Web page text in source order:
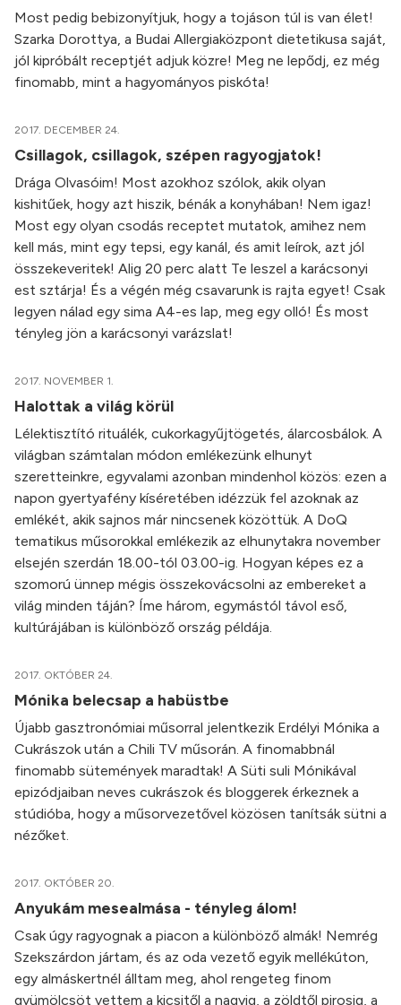
Most pedig bebizonyítjuk, hogy a tojáson túl is van élet!
Szarka Dorottya, a Budai Allergiaközpont dietetikusa saját,
jól kipróbált receptjét adjuk közre! Meg ne lepődj, ez még
finomabb, mint a hagyományos piskóta!
2017. DECEMBER 24.
Csillagok, csillagok, szépen ragyogjatok!
Drága Olvasóim! Most azokhoz szólok, akik olyan
kishitűek, hogy azt hiszik, bénák a konyhában! Nem igaz!
Most egy olyan csodás receptet mutatok, amihez nem
kell más, mint egy tepsi, egy kanál, és amit leírok, azt jól
összekeveritek! Alig 20 perc alatt Te leszel a karácsonyi
est sztárja! És a végén még csavarunk is rajta egyet! Csak
legyen nálad egy sima A4-es lap, meg egy olló! És most
tényleg jön a karácsonyi varázslat!
2017. NOVEMBER 1.
Halottak a világ körül
Lélektisztító rituálék, cukorkagyűjtögetés, álarcosbálok. A
világban számtalan módon emlékezünk elhunyt
szeretteinkre, egyvalami azonban mindenhol közös: ezen a
napon gyertyafény kíséretében idézzük fel azoknak az
emlékét, akik sajnos már nincsenek közöttük. A DoQ
tematikus műsorokkal emlékezik az elhunytakra november
elsején szerdán 18.00-tól 03.00-ig. Hogyan képes ez a
szomorú ünnep mégis összekovácsolni az embereket a
világ minden táján? Íme három, egymástól távol eső,
kultúrájában is különböző ország példája.
2017. OKTÓBER 24.
Mónika belecsap a habüstbe
Újabb gasztronómiai műsorral jelentkezik Erdélyi Mónika a
Cukrászok után a Chili TV műsorán. A finomabbnál
finomabb sütemények maradtak! A Süti suli Mónikával
epizódjaiban neves cukrászok és bloggerek érkeznek a
stúdióba, hogy a műsorvezetővel közösen tanítsák sütni a
nézőket.
2017. OKTÓBER 20.
Anyukám mesealmása - tényleg álom!
Csak úgy ragyognak a piacon a különböző almák! Nemrég
Szekszárdon jártam, és az oda vezető egyik mellékúton,
egy almáskertnél álltam meg, ahol rengeteg finom
gyümölcsöt vettem a kicsitől a nagyig, a zöldtől pirosig, a